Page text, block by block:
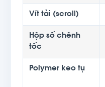
Vít tải (scroll)
Hộp số chênh
tốc
Polymer keo tụ